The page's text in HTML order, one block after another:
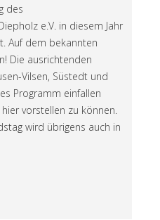
des
e.V. in diesem Jahr
Auf dem bekannten
Die ausrichtenden
Vilsen, Süstedt und
Programm einfallen
vorstellen zu können.
wird übrigens auch in